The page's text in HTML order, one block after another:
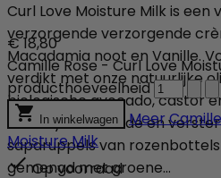
Curl Love Moisture Milk is een
verzorgende verzorgende
Macadamia noot en Vanille.
verdikt met onze natuurlijke
biologische avocado, castor
Voor hydraterende en
sapdruppels van
gemengd met groene...
€ 18,80
Camille Rose - Curl Love
producthoeveelheid
 In winkelwagen Meer
Moisture Milk
Op voorraad